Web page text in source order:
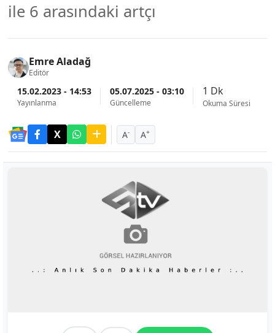
ile 6 arasındaki artçı
Emre Aladağ
Editör
15.02.2023 - 14:53
Yayınlanma
05.07.2025 - 03:10
Güncelleme
1 Dk
Okuma Süresi
A- A+